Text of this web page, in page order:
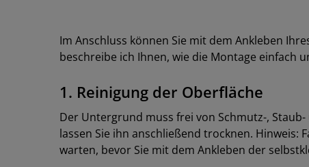
Im Anschluss können Sie mit dem Ankleben
beschreibe ich Ihnen, wie die Montage einfach
1. Reinigung der Oberfläche
Der Untergrund muss frei von Schmutz-,
lassen Sie ihn anschließend trocknen. Hinweis:
warten, bevor Sie mit dem Ankleben der